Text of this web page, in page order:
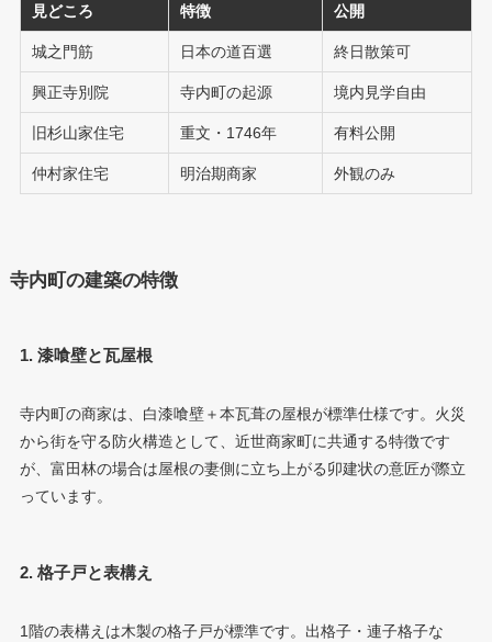
見どころ 特徴 公開
城之門筋 日本の道百選 終日散策可
興正寺別院 寺内町の起源 境内見学自由
旧杉山家住宅 重文・1746年 有料公開
仲村家住宅 明治期商家 外観のみ
寺内町の建築の特徴
1. 漆喰壁と瓦屋根
寺内町の商家は、白漆喰壁＋本瓦葺の屋根が標準仕様です。火災
から街を守る防火構造として、近世商家町に共通する特徴です
が、富田林の場合は屋根の妻側に立ち上がる卯建状の意匠が際立
っています。
2. 格子戸と表構え
1階の表構えは木製の格子戸が標準です。出格子・連子格子な